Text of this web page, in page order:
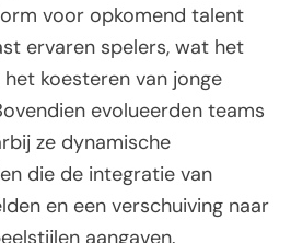
voor opkomend talent
ervaren spelers, wat het
koesteren van jonge
evolueerden teams
ze dynamische
die de integratie van
en een verschuiving naar
aangaven.